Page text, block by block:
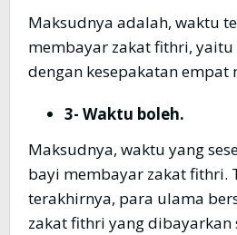
Maksudnya adalah, waktu
membayar zakat fithri, yaitu
dengan kesepakatan empat
3- Waktu boleh.
Maksudnya, waktu yang
bayi membayar zakat fithri.
terakhirnya, para ulama
zakat fithri yang dibayarkan